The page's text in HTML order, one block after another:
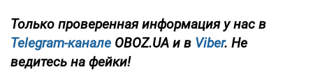
Только проверенная информация у нас в
Telegram-канале OBOZ.UA и в Viber. Не
ведитесь на фейки!